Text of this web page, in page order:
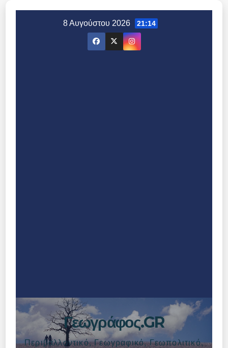
8 Αυγούστου 2026 21:14
Γεωγράφος.GR
Περιβαλλοντικό, Γεωγραφικό, Γεωπολιτικό,